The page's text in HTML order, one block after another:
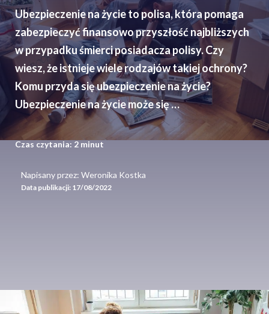
Ubezpieczenie na życie to polisa, która pomaga
zabezpieczyć finansowo przyszłość najbliższych
w przypadku śmierci posiadacza polisy. Czy
wiesz, że istnieje wiele rodzajów takiej ochrony?
Komu przyda się ubezpieczenie na życie?
Ubezpieczenie na życie może się …
Czas czytania: 2 minut
Napisany przez: Weronika Kostka
Data publikacji: 17/08/2022